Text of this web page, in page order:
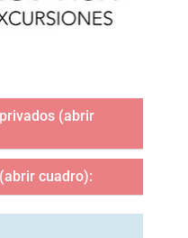
(abrir
(abrir cuadro):